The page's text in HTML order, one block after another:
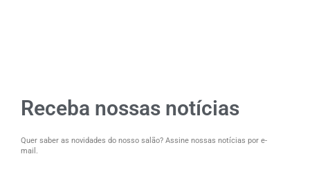
Receba nossas notícias
Quer saber as novidades do nosso salão? Assine nossas notícias por e-
mail.